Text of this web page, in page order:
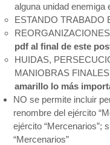
alguna unidad enemiga
ESTANDO TRABADO
pdf al final de este
HUIDAS,
MANIOBRAS FINALES
amarillo lo más
NO se permite incluir
renombre del ejército
ejército “Mercenarios”;
“Mercenarios”